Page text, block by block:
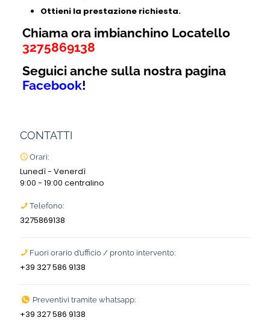
Ottieni la prestazione richiesta.
Chiama ora imbianchino Locatello
3275869138
Seguici anche sulla nostra pagina
Facebook!
CONTATTI
Orari:
Lunedì - Venerdì
9:00 - 19:00 centralino
Telefono:
3275869138
Fuori orario d’ufficio / pronto intervento:
+39 327 586 9138
Preventivi tramite whatsapp:
+39 327 586 9138